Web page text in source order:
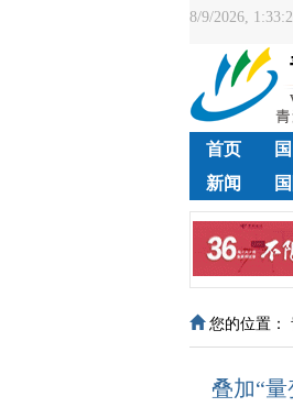
8/9/2026,
首页
新闻
您的位置：
叠加“